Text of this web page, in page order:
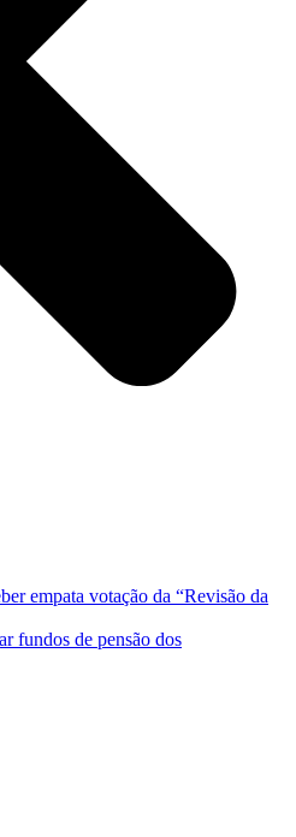
empata votação da “Revisão da
fundos de pensão dos